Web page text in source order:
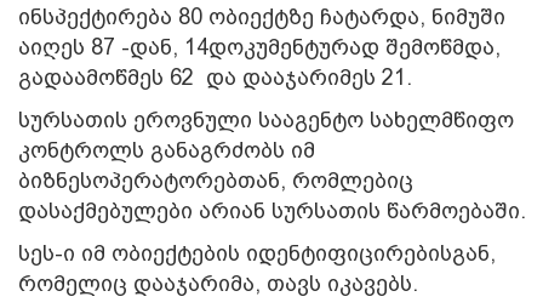
ინსპექტირება 80 ობიექტზე ჩატარდა, ნიმუში
აიღეს 87 -დან, 14დოკუმენტურად შემოწმდა,
გადაამოწმეს 62 და დააჯარიმეს 21.
სურსათის ეროვნული სააგენტო სახელმწიფო
კონტროლს განაგრძობს იმ
ბიზნესოპერატორებთან, რომლებიც
დასაქმებულები არიან სურსათის წარმოებაში.
სეს-ი იმ ობიექტების იდენტიფიცირებისგან,
რომელიც დააჯარიმა, თავს იკავებს.